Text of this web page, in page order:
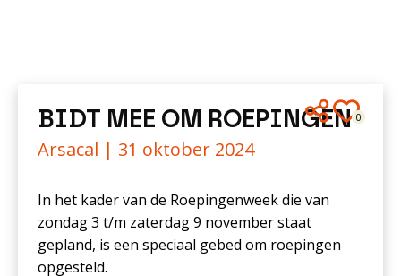
0
BIDT MEE OM ROEPINGEN
Arsacal | 31 oktober 2024
In het kader van de Roepingenweek die van
zondag 3 t/m zaterdag 9 november staat
gepland, is een speciaal gebed om roepingen
opgesteld.